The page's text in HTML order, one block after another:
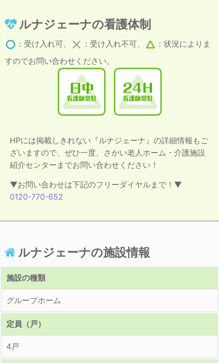
ルナジェーナの看護体制
：受け入れ可、 ：受け入れ不可、
：状況によりま
すのでお問い合わせください。
HPには掲載しきれない『ルナジェーナ』の詳細情報もご
ざいますので、ぜひ一度、さかい老人ホーム・介護施設
紹介センターまでお問い合わせください！
▼お問い合わせは下記のフリーダイヤルまで！▼
0120-770-652
ルナジェーナの施設情報
施設の種類
グループホーム
定員（戸）
4戸